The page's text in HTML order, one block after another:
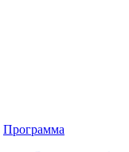
Программа